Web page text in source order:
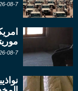
2026-08-7
2026-08-7